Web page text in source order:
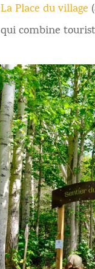
La Place du village
qui combine